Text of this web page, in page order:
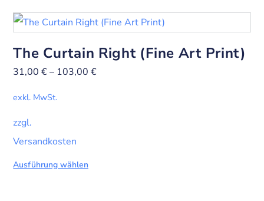
The Curtain Right (Fine Art Print)
31,00€– 103,00€
exkl. MwSt.
zzgl.
Versandkosten
Ausführung wählen